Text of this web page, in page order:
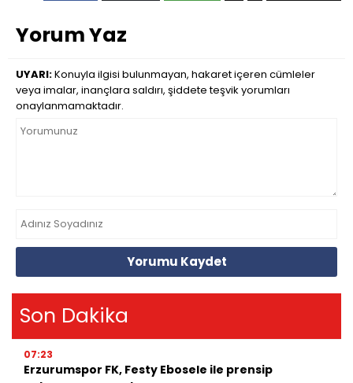
Yorum Yaz
UYARI:Konuyla ilgisi bulunmayan, hakaret içeren cümleler
veya imalar, inançlara saldırı, şiddete teşvik yorumları
onaylanmamaktadır.
Yorumu Kaydet
Son Dakika
07:23
Erzurumspor FK, Festy Ebosele ile prensip